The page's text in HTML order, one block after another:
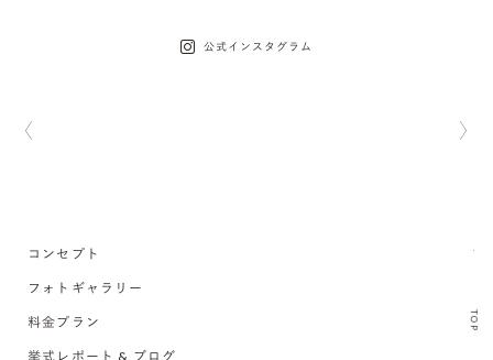
公式インスタグラム
TOP
コンセプト
フォトギャラリー
料金プラン
挙式レポート & ブログ